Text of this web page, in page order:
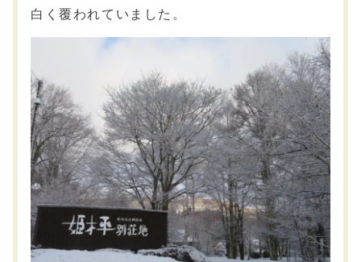
白く覆われていました。